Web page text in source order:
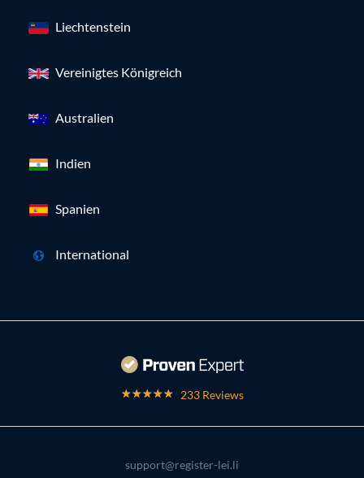
Liechtenstein
Vereinigtes Königreich
Australien
Indien
Spanien
International
233 Reviews
support@register-lei.li